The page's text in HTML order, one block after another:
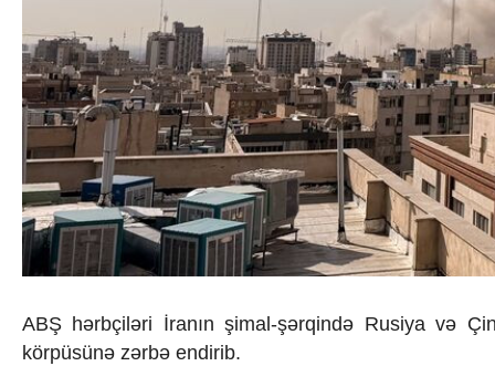
Yüksəliş hekayəsi
Mədəniyyətimizin Zəfəri
Zəfər Diasporu
Səhiyyə
Ailə və uşaq
Turizm
İqtisadiyyat
İqtisadi xəbərlər
Energetika
Neft-qaz
Əmək və sosial siyasət
Kənd təsərrüfatı
Telekommunikasiya və nəqliyyat
COP29
ABŞ hərbçiləri İranın şimal-şərqində Rusiya və
körpüsünə zərbə endirib.